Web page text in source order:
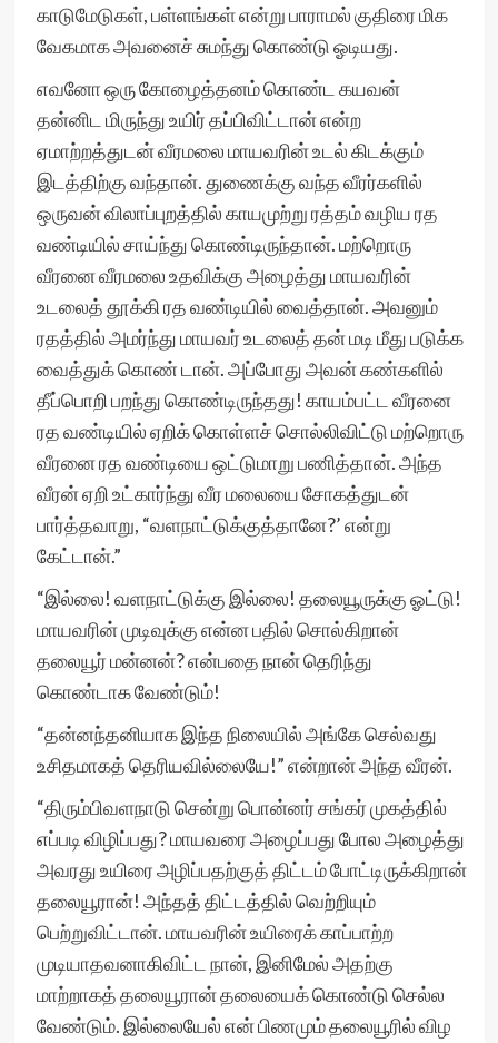
காடுமேடுகள், பள்ளங்கள் என்று பாராமல் குதிரை மிக
வேகமாக அவனைச் சுமந்து கொண்டு ஓடியது.
எவனோ ஒரு கோழைத்தனம் கொண்ட கயவன்
தன்னிட மிருந்து உயிர் தப்பிவிட்டான் என்ற
ஏமாற்றத்துடன் வீரமலை மாயவரின் உடல் கிடக்கும்
இடத்திற்கு வந்தான். துணைக்கு வந்த வீரர்களில்
ஒருவன் விலாப்புறத்தில் காயமுற்று ரத்தம் வழிய ரத
வண்டியில் சாய்ந்து கொண்டிருந்தான். மற்றொரு
வீரனை வீரமலை உதவிக்கு அழைத்து மாயவரின்
உடலைத் தூக்கி ரத வண்டியில் வைத்தான். அவனும்
ரதத்தில் அமர்ந்து மாயவர் உடலைத் தன் மடி மீது படுக்க
வைத்துக் கொண் டான். அப்போது அவன் கண்களில்
தீப்பொறி பறந்து கொண்டிருந்தது! காயம்பட்ட வீரனை
ரத வண்டியில் ஏறிக் கொள்ளச் சொல்லிவிட்டு மற்றொரு
வீரனை ரத வண்டியை ஒட்டுமாறு பணித்தான். அந்த
வீரன் ஏறி உட்கார்ந்து வீர மலையை சோகத்துடன்
பார்த்தவாறு, “வளநாட்டுக்குத்தானே?’ என்று
கேட்டான்.”
“இல்லை! வளநாட்டுக்கு இல்லை! தலையூருக்கு ஓட்டு!
மாயவரின் முடிவுக்கு என்ன பதில் சொல்கிறான்
தலையூர் மன்னன்? என்பதை நான் தெரிந்து
கொண்டாக வேண்டும்!
“தன்னந்தனியாக இந்த நிலையில் அங்கே செல்வது
உசிதமாகத் தெரியவில்லையே!” என்றான் அந்த வீரன்.
“திரும்பிவளநாடு சென்று பொன்னர் சங்கர் முகத்தில்
எப்படி விழிப்பது? மாயவரை அழைப்பது போல அழைத்து
அவரது உயிரை அழிப்பதற்குத் திட்டம் போட்டிருக்கிறான்
தலையூரான்! அந்தத் திட்டத்தில் வெற்றியும்
பெற்றுவிட்டான். மாயவரின் உயிரைக் காப்பாற்ற
முடியாதவனாகிவிட்ட நான், இனிமேல் அதற்கு
மாற்றாகத் தலையூரான் தலையைக் கொண்டு செல்ல
வேண்டும். இல்லையேல் என் பிணமும் தலையூரில் விழ